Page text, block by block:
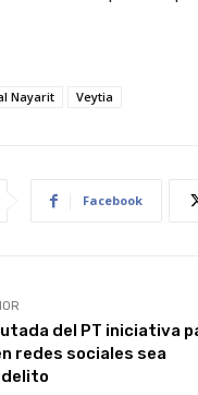
Nayarit Veytia
Facebook
del PT iniciativa
redes sociales sea